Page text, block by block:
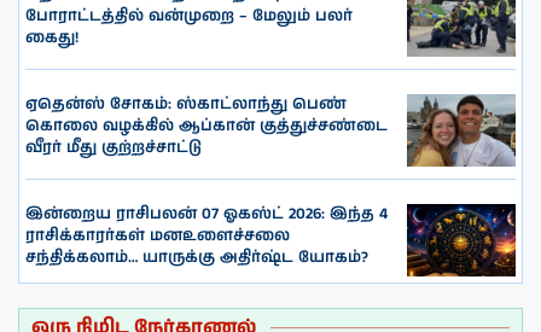
போராட்டத்தில் வன்முறை – மேலும் பலர்
கைது!
ஏதென்ஸ் சோகம்: ஸ்காட்லாந்து பெண்
கொலை வழக்கில் ஆப்கான் குத்துச்சண்டை
வீரர் மீது குற்றச்சாட்டு
இன்றைய ராசிபலன் 07 ஓகஸ்ட் 2026: இந்த 4
ராசிக்காரர்கள் மனஉளைச்சலை
சந்திக்கலாம்… யாருக்கு அதிர்ஷ்ட யோகம்?